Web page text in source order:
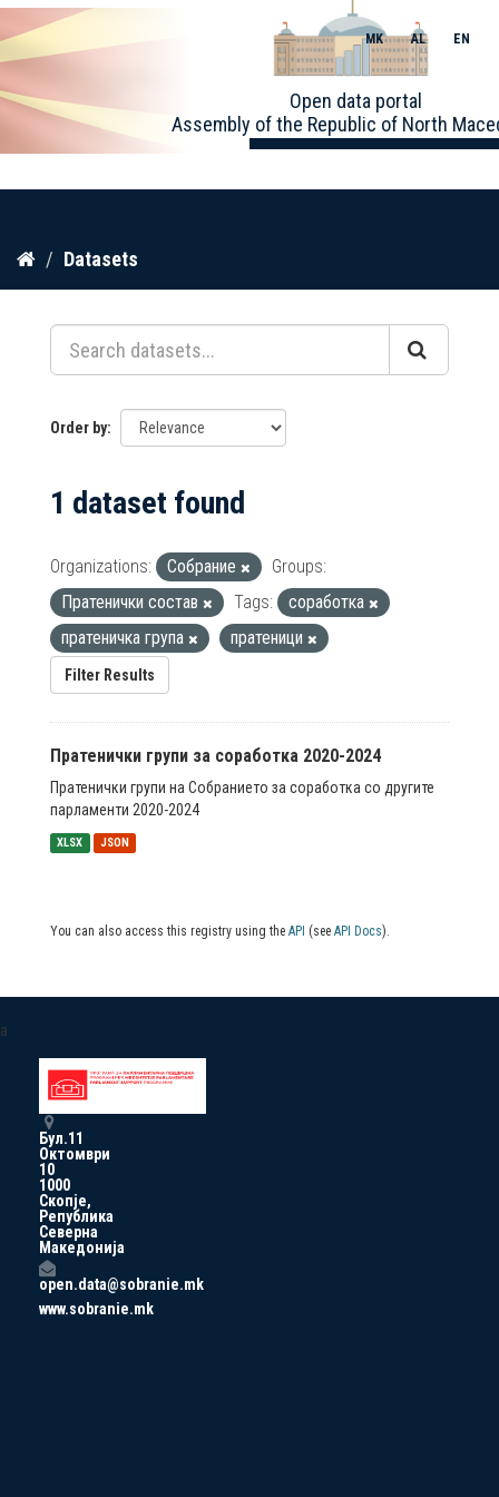
Skip
content
Open data portal
Assembly of the Republic of North
MK AL EN
Datasets
Order by
1 dataset found
Organizations: Собрание
Groups:
Пратенички состав
Tags:
соработка
пратеничка група
пратеници
Filter Results
Пратенички групи за соработка 2020-2024
Пратенички групи на Собранието за соработка со другите
парламенти 2020-2024
XLSX JSON
You can also access this registry using the API (see API Docs).
a
Бул.11
Октомври
10
1000
Скопје,
Република
Северна
Македонија
open.data@sobranie.mk
www.sobranie.mk